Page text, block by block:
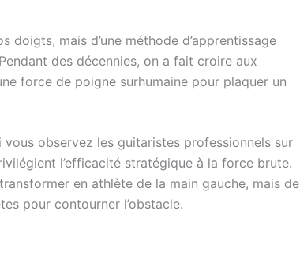
doigts, mais d’une méthode d’apprentissage
des décennies, on a fait croire aux
force de poigne surhumaine pour plaquer un
vous observez les guitaristes professionnels sur
l’efficacité stratégique à la force brute.
en athlète de la main gauche, mais de
pour contourner l’obstacle.